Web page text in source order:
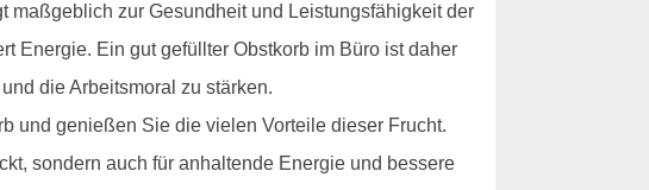
maßgeblich zur Gesundheit und Leistungsfähigkeit der
Energie. Ein gut gefüllter Obstkorb im Büro ist daher
die Arbeitsmoral zu stärken.
und genießen Sie die vielen Vorteile dieser Frucht.
sondern auch für anhaltende Energie und bessere